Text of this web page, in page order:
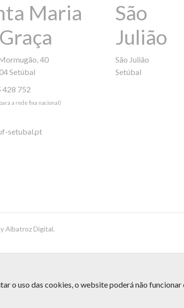
Maria
40
Setúbal
428 752
a rede fixa nacional)
setubal.pt
São
Julião
São Julião
Setúbal
Albatroz Digital.
o uso das cookies, o website poderá não